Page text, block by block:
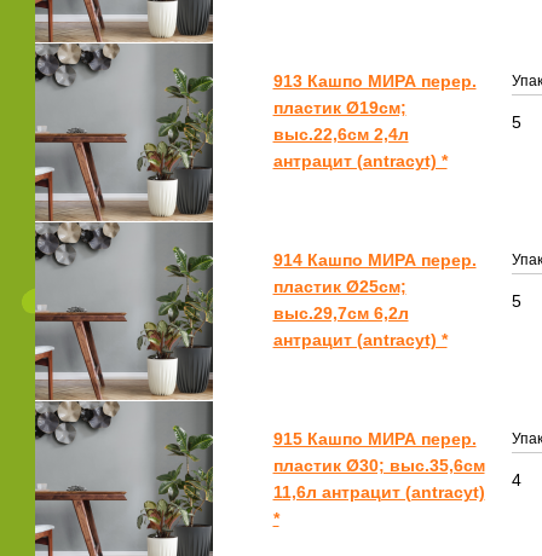
913 Кашпо МИРА перер.
пластик Ø19см;
выс.22,6см 2,4л
антрацит (antracyt) *
5
914 Кашпо МИРА перер.
пластик Ø25см;
выс.29,7см 6,2л
антрацит (antracyt) *
5
915 Кашпо МИРА перер.
пластик Ø30; выс.35,6см
11,6л антрацит (antracyt)
*
4